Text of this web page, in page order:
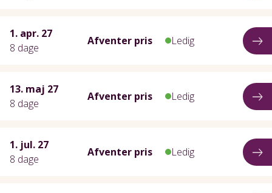
1. apr. 27
8 dage
Afventer pris Ledig
13. maj 27
8 dage
Afventer pris Ledig
1. jul. 27
8 dage
Afventer pris Ledig